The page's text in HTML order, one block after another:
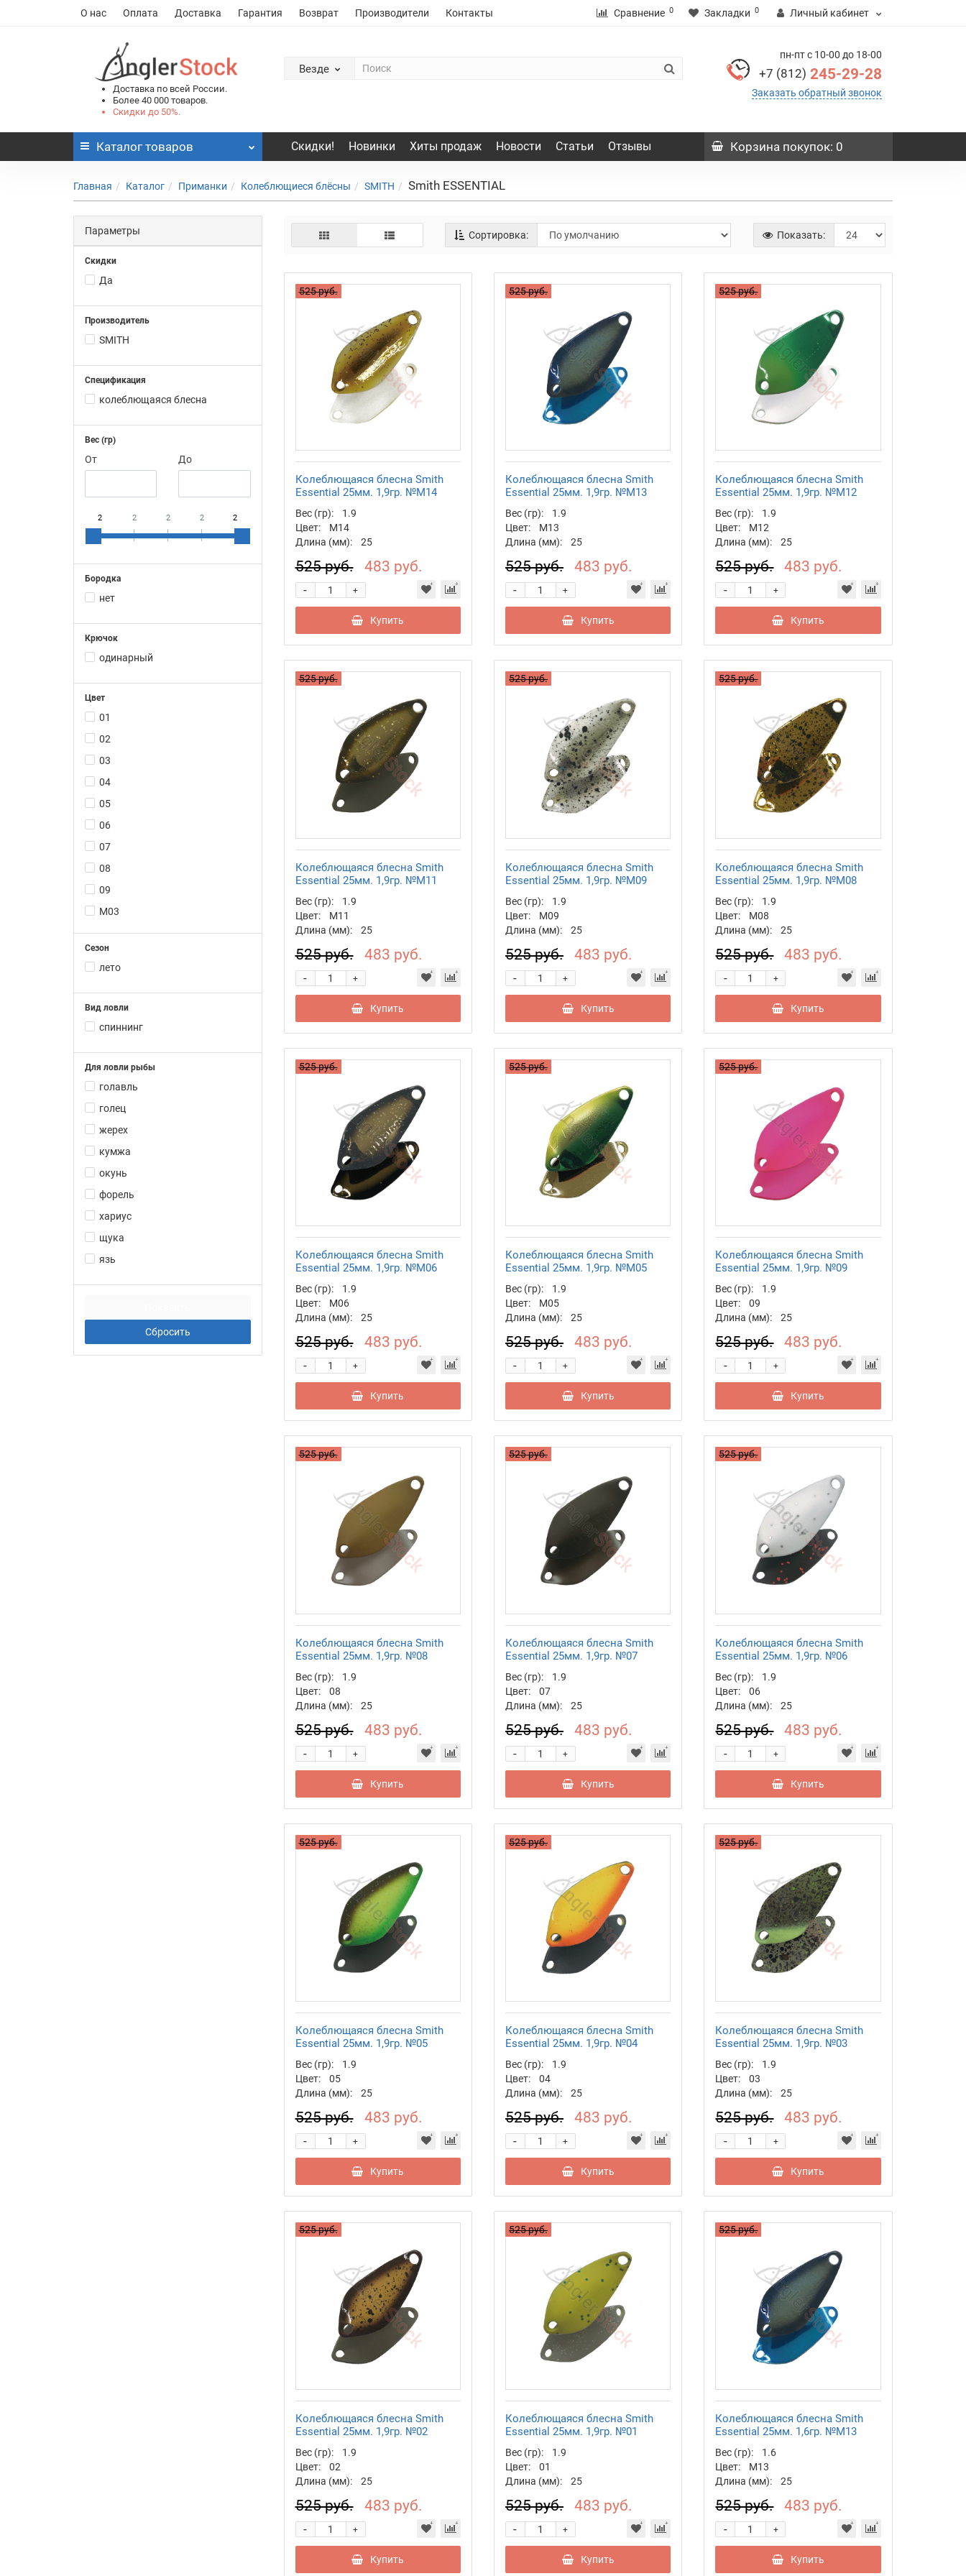
О нас Оплата Доставка Гарантия Возврат Производители Контакты Сравнение 0 Закладки 0 Личный кабинет
Доставка по всей России.
Более 40 000 товаров.
Скидки до 50%.
Везде
пн-пт с 10-00 до 18-00
+7 (812) 245-29-28
Заказать обратный звонок
Каталог товаров Скидки! Новинки Хиты продаж Новости Статьи Отзывы Корзина покупок: 0
Главная Каталог Приманки Колеблющиеся блёсны SMITH Smith ESSENTIAL
Параметры
Скидки
Да
Производитель
SMITH
Спецификация
колеблющаяся блесна
Вес (гр)
От До
2 2 2 2 2
Бородка
нет
Крючок
одинарный
Цвет
01
02
03
04
05
06
07
08
09
M03
M04
M05
M11
M12
M13
M14
M15
Сезон
лето
Вид ловли
спиннинг
Для ловли рыбы
голавль
голец
жерех
кумжа
окунь
форель
хариус
щука
язь
Сортировка: Показать:
525 руб.
Колеблющаяся блесна Smith
Essential 25мм. 1,9гр. №M14
Вес (гр):
1.9
Цвет:
M14
Длина (мм):
25
525 руб. 483 руб.
+
-
Купить
525 руб.
Колеблющаяся блесна Smith
Essential 25мм. 1,9гр. №M13
Вес (гр):
1.9
Цвет:
M13
Длина (мм):
25
525 руб. 483 руб.
+
-
Купить
525 руб.
Колеблющаяся блесна Smith
Essential 25мм. 1,9гр. №M12
Вес (гр):
1.9
Цвет:
M12
Длина (мм):
25
525 руб. 483 руб.
+
-
Купить
525 руб.
Колеблющаяся блесна Smith
Essential 25мм. 1,9гр. №M11
Вес (гр):
1.9
Цвет:
M11
Длина (мм):
25
525 руб. 483 руб.
+
-
Купить
525 руб.
Колеблющаяся блесна Smith
Essential 25мм. 1,9гр. №M09
Вес (гр):
1.9
Цвет:
M09
Длина (мм):
25
525 руб. 483 руб.
+
-
Купить
525 руб.
Колеблющаяся блесна Smith
Essential 25мм. 1,9гр. №M08
Вес (гр):
1.9
Цвет:
M08
Длина (мм):
25
525 руб. 483 руб.
+
-
Купить
525 руб.
Колеблющаяся блесна Smith
Essential 25мм. 1,9гр. №M06
Вес (гр):
1.9
Цвет:
M06
Длина (мм):
25
525 руб. 483 руб.
+
-
Купить
525 руб.
Колеблющаяся блесна Smith
Essential 25мм. 1,9гр. №M05
Вес (гр):
1.9
Цвет:
M05
Длина (мм):
25
525 руб. 483 руб.
+
-
Купить
525 руб.
Колеблющаяся блесна Smith
Essential 25мм. 1,9гр. №09
Вес (гр):
1.9
Цвет:
09
Длина (мм):
25
525 руб. 483 руб.
+
-
Купить
525 руб.
Колеблющаяся блесна Smith
Essential 25мм. 1,9гр. №08
Вес (гр):
1.9
Цвет:
08
Длина (мм):
25
525 руб. 483 руб.
+
-
Купить
525 руб.
Колеблющаяся блесна Smith
Essential 25мм. 1,9гр. №07
Вес (гр):
1.9
Цвет:
07
Длина (мм):
25
525 руб. 483 руб.
+
-
Купить
525 руб.
Колеблющаяся блесна Smith
Essential 25мм. 1,9гр. №06
Вес (гр):
1.9
Цвет:
06
Длина (мм):
25
525 руб. 483 руб.
+
-
Купить
525 руб.
Колеблющаяся блесна Smith
Essential 25мм. 1,9гр. №05
Вес (гр):
1.9
Цвет:
05
Длина (мм):
25
525 руб. 483 руб.
+
-
Купить
525 руб.
Колеблющаяся блесна Smith
Essential 25мм. 1,9гр. №04
Вес (гр):
1.9
Цвет:
04
Длина (мм):
25
525 руб. 483 руб.
+
-
Купить
525 руб.
Колеблющаяся блесна Smith
Essential 25мм. 1,9гр. №03
Вес (гр):
1.9
Цвет:
03
Длина (мм):
25
525 руб. 483 руб.
+
-
Купить
525 руб.
Колеблющаяся блесна Smith
Essential 25мм. 1,9гр. №02
Вес (гр):
1.9
Цвет:
02
Длина (мм):
25
525 руб. 483 руб.
+
-
Купить
525 руб.
Колеблющаяся блесна Smith
Essential 25мм. 1,9гр. №01
Вес (гр):
1.9
Цвет:
01
Длина (мм):
25
525 руб. 483 руб.
+
-
Купить
525 руб.
Колеблющаяся блесна Smith
Essential 25мм. 1,6гр. №M13
Вес (гр):
1.6
Цвет:
M13
Длина (мм):
25
525 руб. 483 руб.
+
-
Купить